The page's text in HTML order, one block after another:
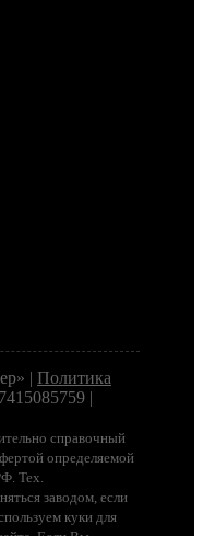
| Политика
|
справочный
определяемой
Тех.
заводом, если
куки для